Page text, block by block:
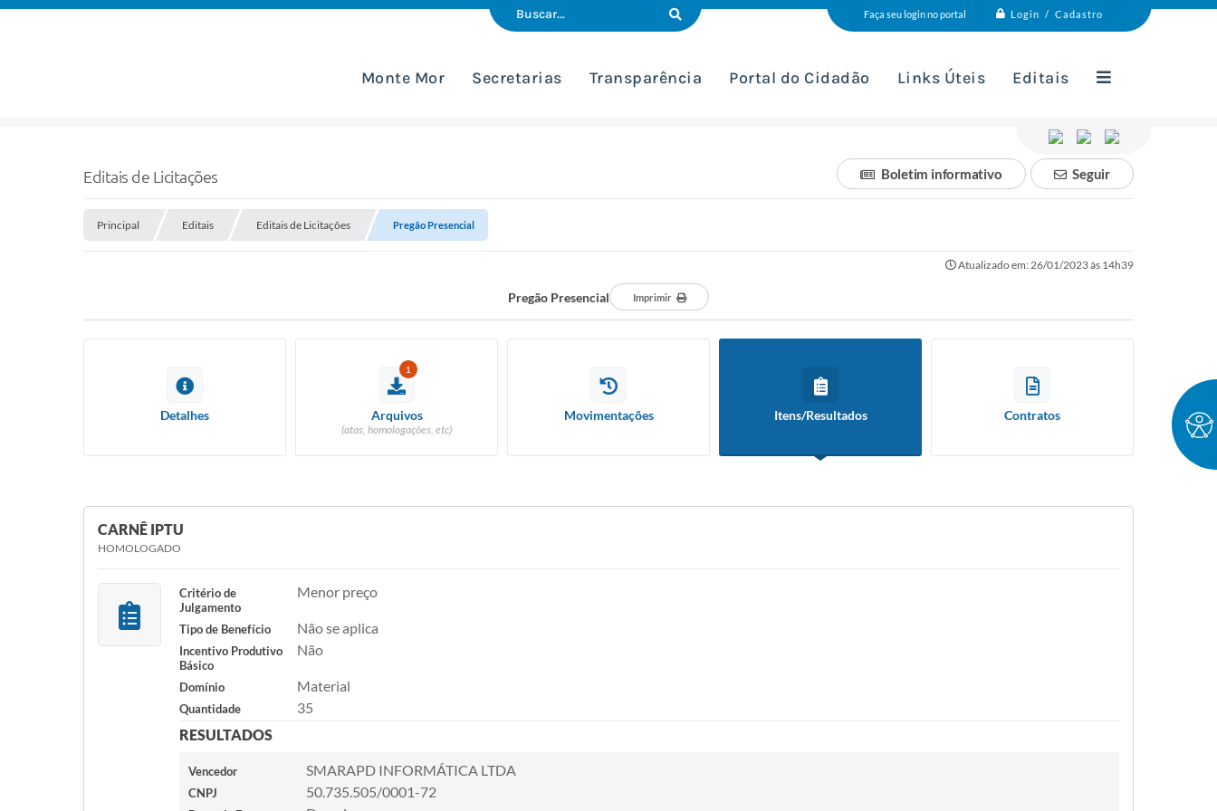
Faça seu login no portal Login / Cadastro
Monte Mor Secretarias Transparência Portal do Cidadão Links Úteis Editais
Editais de Licitações Seguir
Boletim informativo
Principal Editais Editais de Licitações Pregão Presencial
Atualizado em: 26/01/2023 às 14h39
Pregão Presencial Imprimir
Detalhes
1
Arquivos
(atas, homologações, etc)
Movimentações Itens/Resultados Contratos
CARNÊ IPTU
HOMOLOGADO
Critério de
Julgamento
Menor preço
Tipo de Benefício Não se aplica
Incentivo Produtivo
Básico
Não
Domínio Material
Quantidade
35
RESULTADOS
Vencedor SMARAPD INFORMÁTICA LTDA
CNPJ 50.735.505/0001-72